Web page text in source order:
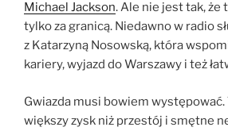
Michael Jackson. Ale nie jest tak, że
tylko za granicą. Niedawno w radio
z Katarzyną Nosowską, która
kariery, wyjazd do Warszawy i też
Gwiazda musi bowiem występować.
większy zysk niż przestój i smętne